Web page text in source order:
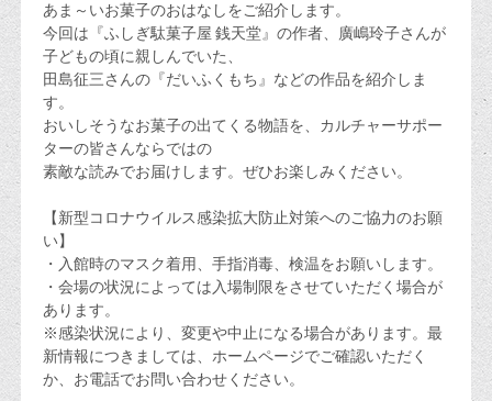
あま～いお菓子のおはなしをご紹介します。
今回は『ふしぎ駄菓子屋 銭天堂』の作者、廣嶋玲子さんが
子どもの頃に親しんでいた、
田島征三さんの『だいふくもち』などの作品を紹介しま
す。
おいしそうなお菓子の出てくる物語を、カルチャーサポー
ターの皆さんならではの
素敵な読みでお届けします。ぜひお楽しみください。
【新型コロナウイルス感染拡大防止対策へのご協力のお願
い】
・入館時のマスク着用、手指消毒、検温をお願いします。
・会場の状況によっては入場制限をさせていただく場合が
あります。
※感染状況により、変更や中止になる場合があります。最
新情報につきましては、ホームページでご確認いただく
か、お電話でお問い合わせください。